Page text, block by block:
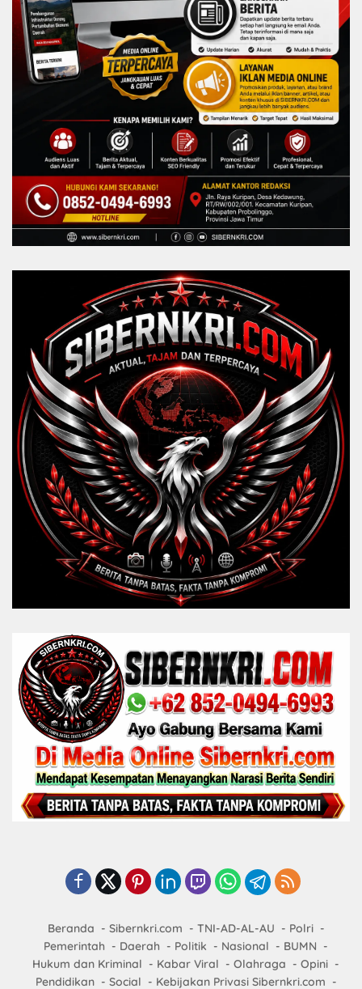
Beranda Sibernkri.com TNI-AD-AL-AU
Polri
Pemerintah
Daerah Politik Nasional
BUMN
Hukum dan Kriminal
Kabar Viral Olahraga
Opini
Pendidikan
Social Kebijakan Privasi Sibernkri.com